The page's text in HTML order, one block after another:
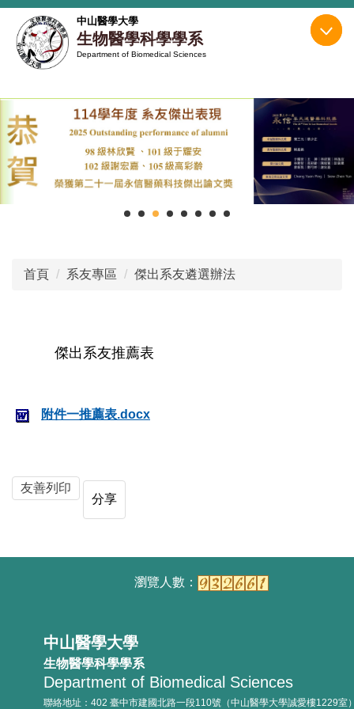
跳
到
主
區
中山醫學大學
生物醫學科學學系
Department of Biomedical Sciences
首頁 系友專區 傑出系友遴選辦法
傑出系友推薦表
附件一推薦表.docx
友善列印
分享
中山醫學大學
生物醫學科學學系
Department of Biomedical Sciences
聯絡地址：402 臺中市建國北路一段110號（中山醫學大學誠愛樓1229室